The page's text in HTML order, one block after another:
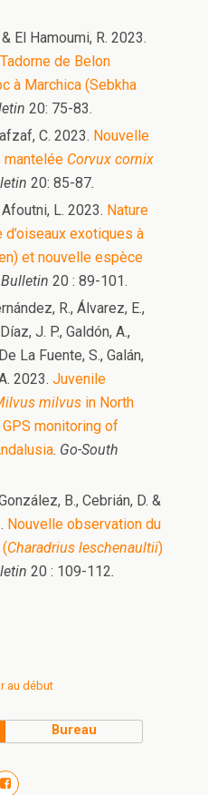
El Hamoumi, R. 2023.
de Belon
à Marchica (Sebkha
20: 75-83.
C. 2023. Nouvelle
mantelée Corvux cornix
20: 85-87.
L. 2023. Nature
exotiques à
et nouvelle espèce
20 : 89-101.
R., Álvarez, E.,
J. P., Galdón, A.,
La Fuente, S., Galán,
2023.Juvenile
milvus in North
monitoring of
. Go-South
B., Cebrián, D. &
Nouvelle observation du
Charadrius leschenaultii)
20 : 109-112.
au début
Bureau